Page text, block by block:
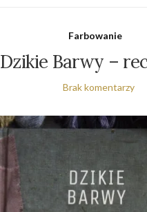
Farbowanie
Dzikie Barwy –
Brak komentarzy